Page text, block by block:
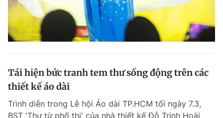
Tái hiện bức tranh tem thư sống động trên các
thiết kế áo dài
Trình diễn trong Lễ hội Áo dài TP.HCM tối ngày 7.3,
BST 'Thư từ phố thị' của nhà thiết kế Đỗ Trịnh Hoài